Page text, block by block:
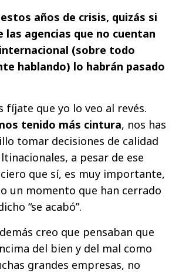
años de crisis, quizás si
las agencias que no cuentan
(sobre todo
hablando) lo habrán pasado
fíjate que yo lo veo al revés.
tenido más cintura, nos has
tomar decisiones de calidad
a pesar de ese
que sí, es muy importante,
un momento que han cerrado
“se acabó”.
creo que pensaban que
del bien y del mal como
grandes empresas, no